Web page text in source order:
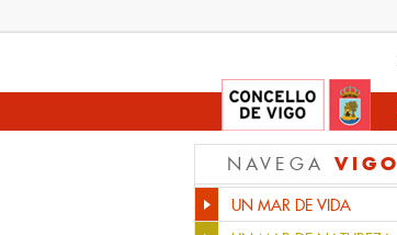
NAVEGA VIGO
UN MAR DE VIDA